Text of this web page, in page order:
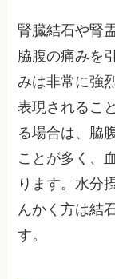
腎臓結石や腎
脇腹の痛みを
みは非常に強
表現されるこ
る場合は、脇
ことが多く、
ります。水分
んかく方は結
す。